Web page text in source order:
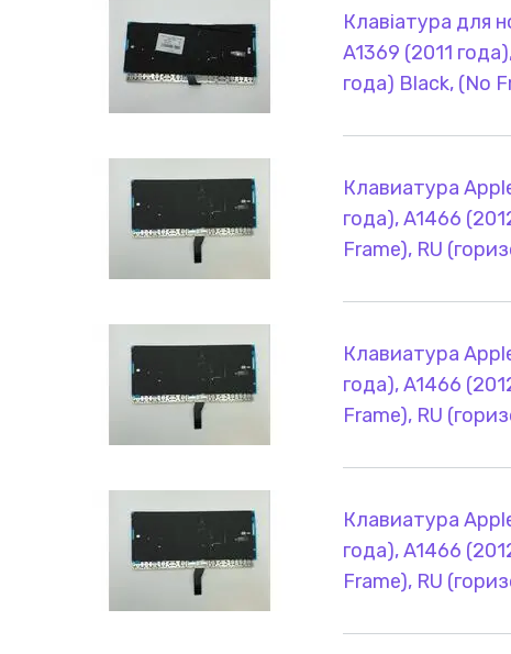
Клавіатура для
A1369 (2011
года) Black, (No
Клавиатура
года), A1466
Frame), RU
Клавиатура
года), A1466
Frame), RU
Клавиатура
года), A1466
Frame), RU